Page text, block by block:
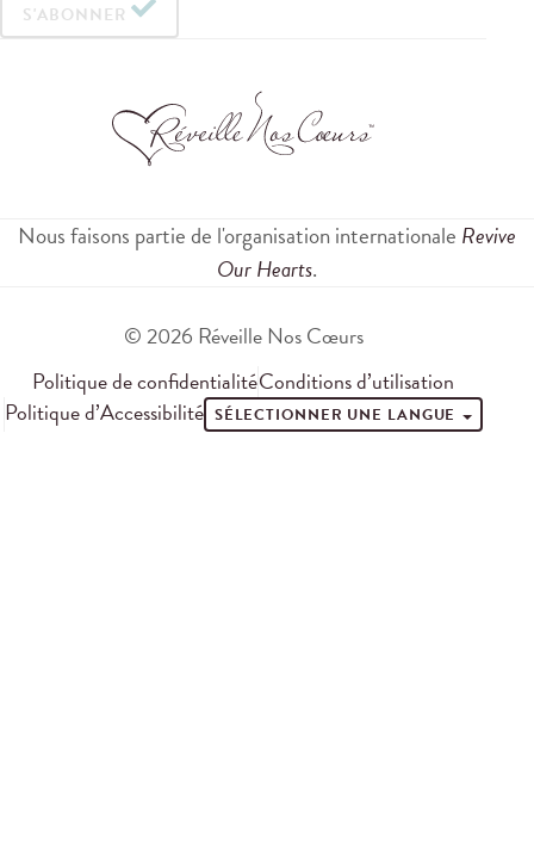
S'ABONNER
Nous faisons partie de l'organisation internationale Revive
Our Hearts.
© 2026 Réveille Nos Cœurs
Politique de confidentialitéConditions d’utilisation
Politique d’Accessibilité SÉLECTIONNER UNE LANGUE